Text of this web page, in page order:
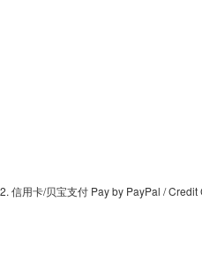
2. 信用卡/贝宝支付 Pay by PayPal /